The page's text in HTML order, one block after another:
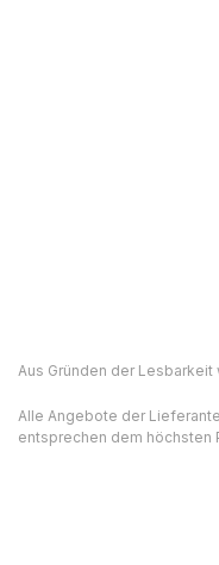
Aus Gründen der
Alle Angebote der
entsprechen dem höchsten